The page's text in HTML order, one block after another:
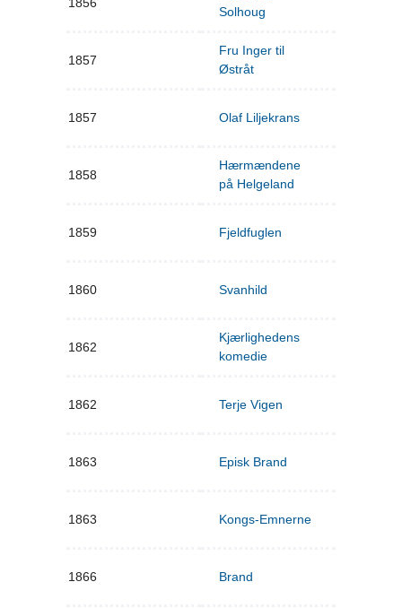
Solhoug
1857
Fru Inger til
Østråt
1857 Olaf Liljekrans
1858
Hærmændene
på Helgeland
1859 Fjeldfuglen
1860 Svanhild
1862
Kjærlighedens
komedie
1862 Terje Vigen
1863 Episk Brand
1863 Kongs-Emnerne
1866 Brand